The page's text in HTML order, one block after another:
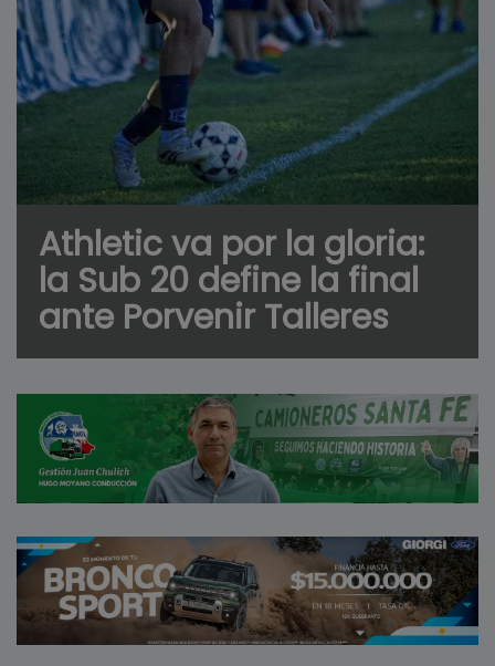
Athletic va por la gloria:
la Sub 20 define la final
ante Porvenir Talleres